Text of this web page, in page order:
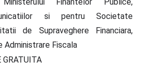
si pentru Societate
de Supraveghere Financiara,
Administrare Fiscala
GRATUITA